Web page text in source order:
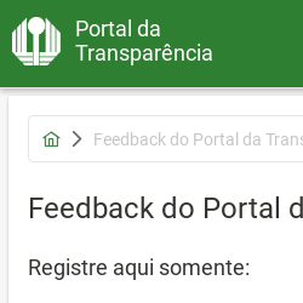
Portal da
Transparência
Feedback do Portal da
Feedback do Portal
Registre aqui somente: